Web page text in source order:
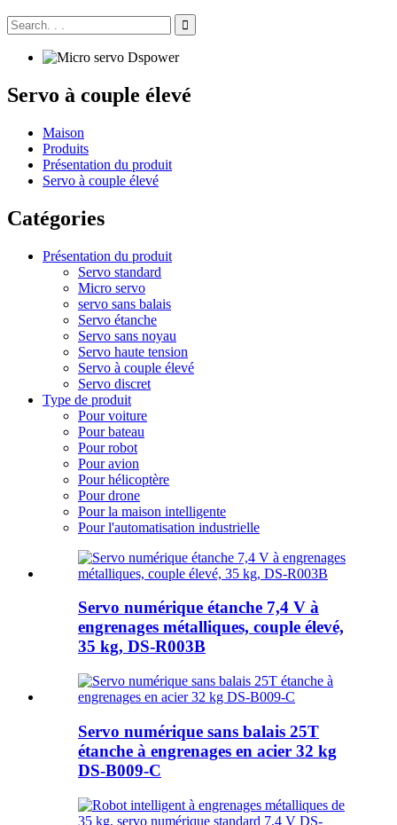
Servo à couple élevé
Maison
Produits
Présentation du produit
Servo à couple élevé
Catégories
Présentation du produit
Servo standard
Micro servo
servo sans balais
Servo étanche
Servo sans noyau
Servo haute tension
Servo à couple élevé
Servo discret
Type de produit
Pour voiture
Pour bateau
Pour robot
Pour avion
Pour hélicoptère
Pour drone
Pour la maison intelligente
Pour l'automatisation industrielle
Servo numérique étanche 7,4 V à
engrenages métalliques, couple élevé,
35 kg, DS-R003B
Servo numérique sans balais 25T
étanche à engrenages en acier 32 kg
DS-B009-C